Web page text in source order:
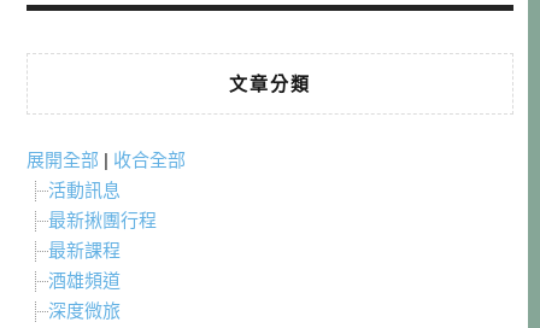
文章分類
展開全部 | 收合全部
活動訊息
最新揪團行程
最新課程
酒雄頻道
深度微旅